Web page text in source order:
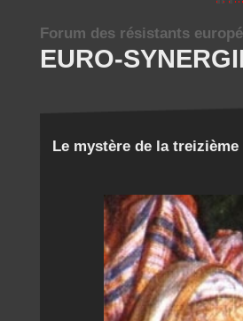
EURO-
Forum des résistants
Le mystère de la